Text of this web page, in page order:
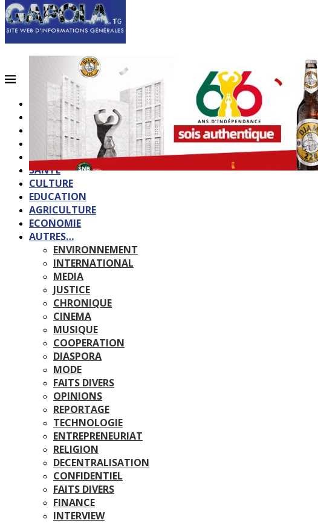
ACCUEIL
QUI SOMMES-NOUS?
POLITIQUE
SOCIETE
SPORTS
SANTE
CULTURE
EDUCATION
AGRICULTURE
ECONOMIE
AUTRES…
ENVIRONNEMENT
INTERNATIONAL
MEDIA
JUSTICE
CHRONIQUE
CINEMA
MUSIQUE
COOPERATION
DIASPORA
MODE
FAITS DIVERS
OPINIONS
REPORTAGE
TECHNOLOGIE
ENTREPRENEURIAT
RELIGION
DECENTRALISATION
CONFIDENTIEL
FAITS DIVERS
FINANCE
INTERVIEW